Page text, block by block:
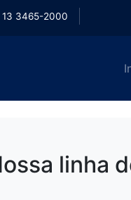
13 3465-2000
linha